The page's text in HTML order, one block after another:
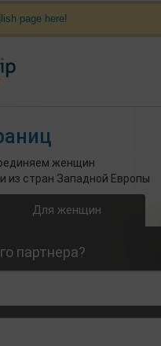
page here!
женщин
из стран Западной Европы
Для женщин
партнера?